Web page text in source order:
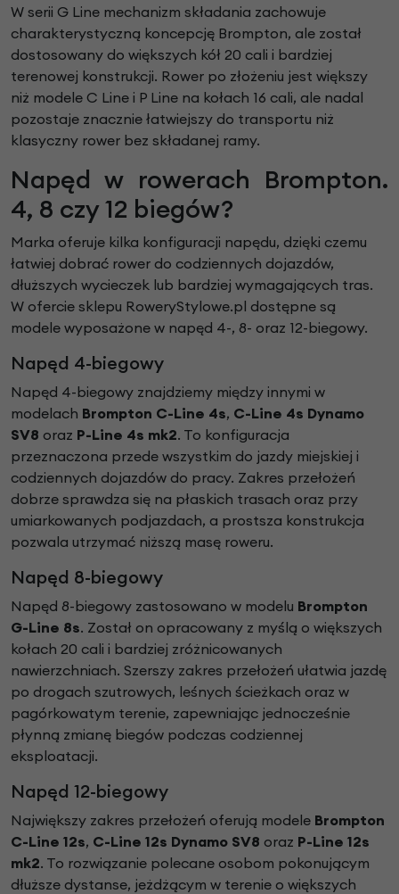
W serii G Line mechanizm składania zachowuje
charakterystyczną koncepcję Brompton, ale został
dostosowany do większych kół 20 cali i bardziej
terenowej konstrukcji. Rower po złożeniu jest większy
niż modele C Line i P Line na kołach 16 cali, ale nadal
pozostaje znacznie łatwiejszy do transportu niż
klasyczny rower bez składanej ramy.
Napęd w rowerach Brompton.
4, 8 czy 12 biegów?
Marka oferuje kilka konfiguracji napędu, dzięki czemu
łatwiej dobrać rower do codziennych dojazdów,
dłuższych wycieczek lub bardziej wymagających tras.
W ofercie sklepu RoweryStylowe.pl dostępne są
modele wyposażone w napęd 4-, 8- oraz 12-biegowy.
Napęd 4-biegowy
Napęd 4-biegowy znajdziemy między innymi w
modelach Brompton C-Line 4s, C-Line 4s Dynamo
SV8 oraz P-Line 4s mk2. To konfiguracja
przeznaczona przede wszystkim do jazdy miejskiej i
codziennych dojazdów do pracy. Zakres przełożeń
dobrze sprawdza się na płaskich trasach oraz przy
umiarkowanych podjazdach, a prostsza konstrukcja
pozwala utrzymać niższą masę roweru.
Napęd 8-biegowy
Napęd 8-biegowy zastosowano w modelu Brompton
G-Line 8s. Został on opracowany z myślą o większych
kołach 20 cali i bardziej zróżnicowanych
nawierzchniach. Szerszy zakres przełożeń ułatwia jazdę
po drogach szutrowych, leśnych ścieżkach oraz w
pagórkowatym terenie, zapewniając jednocześnie
płynną zmianę biegów podczas codziennej
eksploatacji.
Napęd 12-biegowy
Największy zakres przełożeń oferują modele Brompton
C-Line 12s, C-Line 12s Dynamo SV8 oraz P-Line 12s
mk2. To rozwiązanie polecane osobom pokonującym
dłuższe dystanse, jeżdżącym w terenie o większych